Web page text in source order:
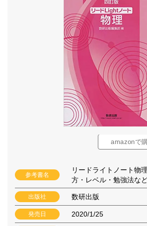
amazonで
参考書名
リードライトノート物
方・レベル・勉強法な
出版社 数研出版
発売日 2020/1/25